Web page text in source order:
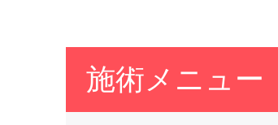
施術メニュー